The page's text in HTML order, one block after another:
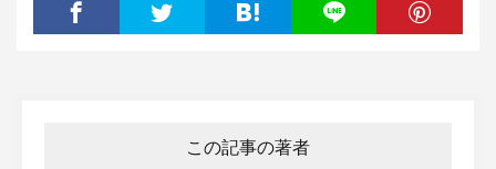
この記事の著者